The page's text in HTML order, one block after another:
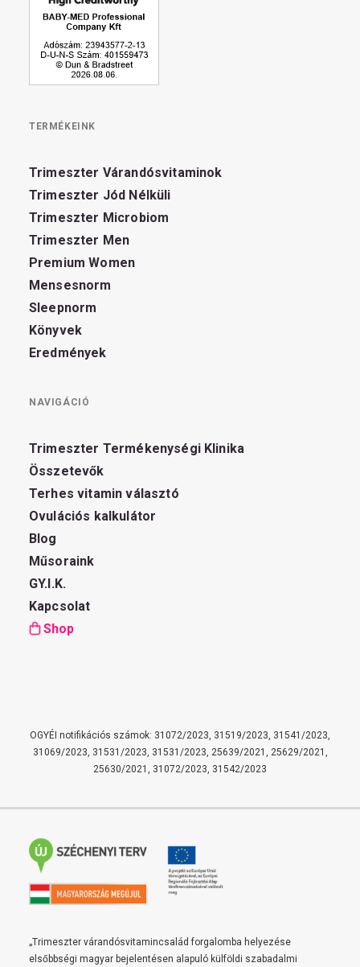
TERMÉKEINK
Trimeszter Várandósvitaminok
Trimeszter Jód Nélküli
Trimeszter Microbiom
Trimeszter Men
Premium Women
Mensesnorm
Sleepnorm
Könyvek
Eredmények
NAVIGÁCIÓ
Trimeszter Termékenységi Klinika
Összetevők
Terhes vitamin választó
Ovulációs kalkulátor
Blog
Műsoraink
GY.I.K.
Kapcsolat
Shop
OGYÉI notifikációs számok: 31072/2023, 31519/2023, 31541/2023,
31069/2023, 31531/2023, 31531/2023, 25639/2021, 25629/2021,
25630/2021, 31072/2023, 31542/2023
„Trimeszter várandósvitamincsalád forgalomba helyezése
elsőbbségi magyar bejelentésen alapuló külföldi szabadalmi